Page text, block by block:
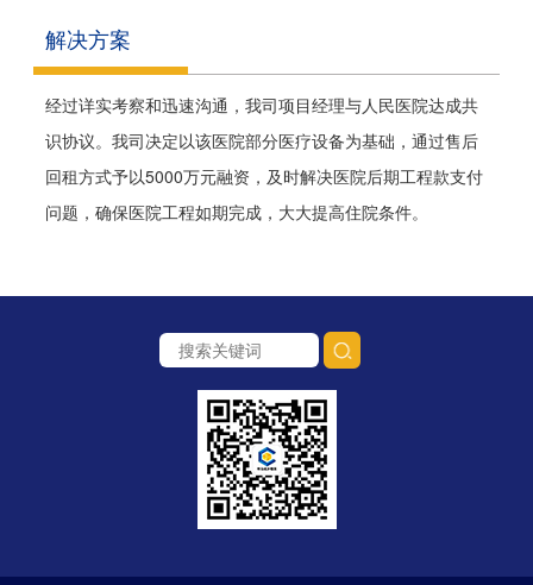
解决方案
经过详实考察和迅速沟通，我司项目经理与人民医院达成共
识协议。我司决定以该医院部分医疗设备为基础，通过售后
回租方式予以5000万元融资，及时解决医院后期工程款支付
问题，确保医院工程如期完成，大大提高住院条件。